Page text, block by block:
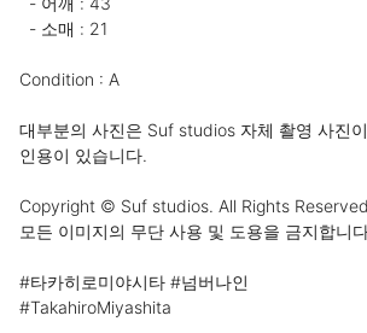
Condition : A
대부분의 사진은 Suf studios 자체 촬영 사진
인용이 있습니다.
Copyright © Suf studios. All Rights
모든 이미지의 무단 사용 및 도용을 금지합니
#타카히로미야시타 #넘버나인
#TakahiroMiyashita